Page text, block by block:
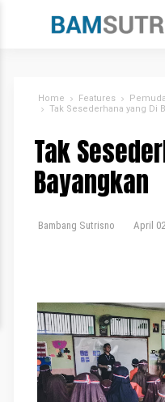
Home Features Pemuda
Tak Sesederhana yang Di
Tak
Bayangkan
Bambang Sutrisno April